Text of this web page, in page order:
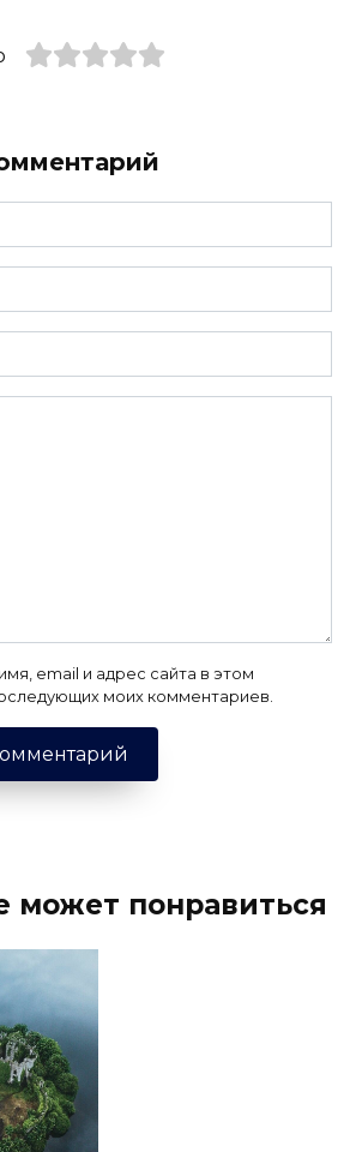
email и адрес сайта в этом
моих комментариев.
может понравиться